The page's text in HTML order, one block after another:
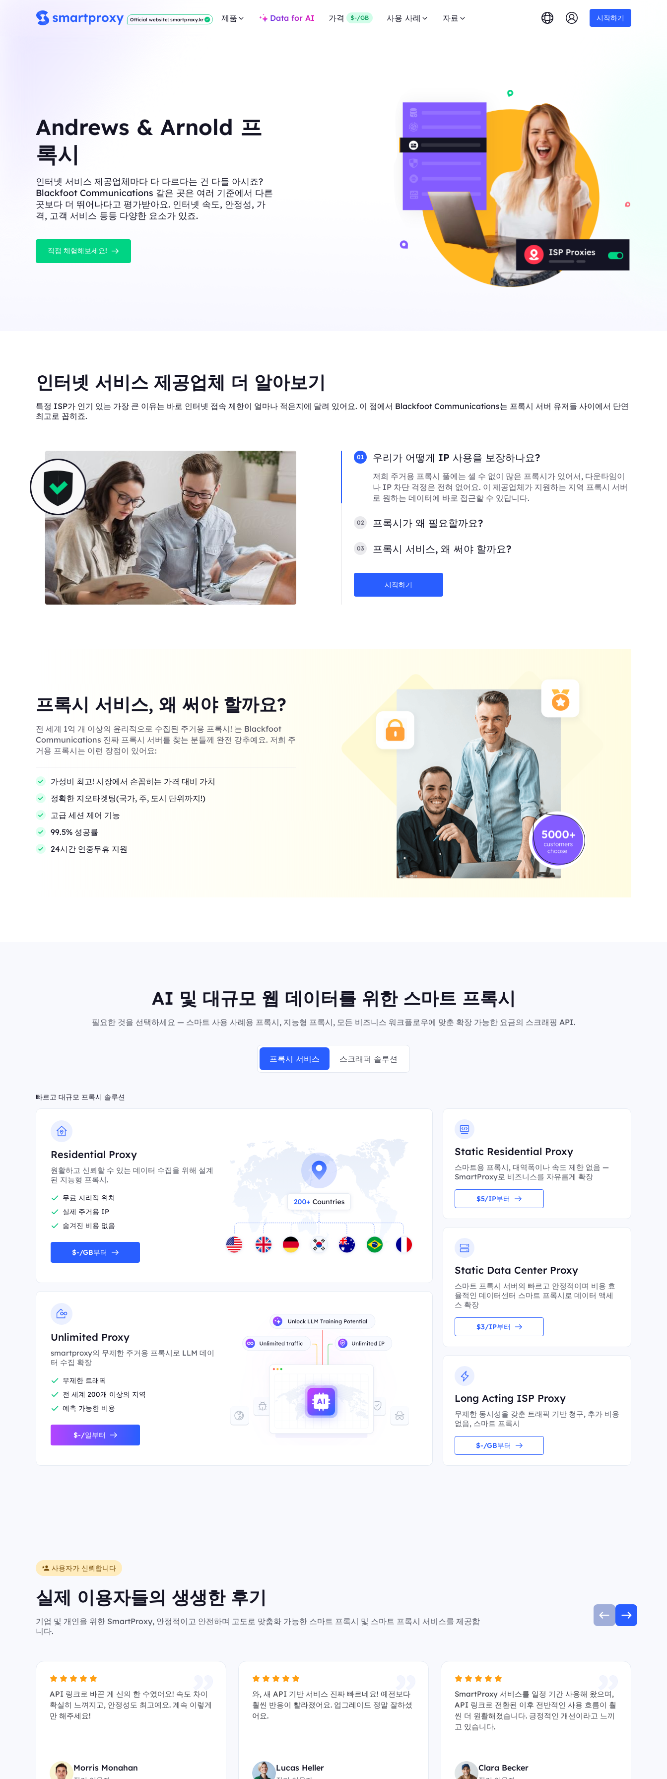
Official website: smartproxy.kr 제품 Data for AI 가격 $-/GB 사용 사례 자료 시작하기
Andrews & Arnold 프
록시
인터넷 서비스 제공업체마다 다 다르다는 건 다들 아시죠?
Blackfoot Communications 같은 곳은 여러 기준에서 다른
곳보다 더 뛰어나다고 평가받아요. 인터넷 속도, 안정성, 가
격, 고객 서비스 등등 다양한 요소가 있죠.
직접 체험해보세요!
인터넷 서비스 제공업체 더 알아보기
특정 ISP가 인기 있는 가장 큰 이유는 바로 인터넷 접속 제한이 얼마나 적은지에 달려 있어요. 이 점에서 Blackfoot Communications는 프록시 서버 유저들 사이에서 단연
최고로 꼽히죠.
01 우리가 어떻게 IP 사용을 보장하나요?
저희 주거용 프록시 풀에는 셀 수 없이 많은 프록시가 있어서, 다운타임이
나 IP 차단 걱정은 전혀 없어요. 이 제공업체가 지원하는 지역 프록시 서버
로 원하는 데이터에 바로 접근할 수 있답니다.
02 프록시가 왜 필요할까요?
03 프록시 서비스, 왜 써야 할까요?
시작하기
프록시 서비스, 왜 써야 할까요?
전 세계 1억 개 이상의 윤리적으로 수집된 주거용 프록시! 는 Blackfoot
Communications 진짜 프록시 서버를 찾는 분들께 완전 강추예요. 저희 주
거용 프록시는 이런 장점이 있어요:
가성비 최고! 시장에서 손꼽히는 가격 대비 가치
정확한 지오타겟팅(국가, 주, 도시 단위까지!)
고급 세션 제어 기능
99.5% 성공률
24시간 연중무휴 지원
AI 및 대규모 웹 데이터를 위한 스마트 프록시
필요한 것을 선택하세요 — 스마트 사용 사례용 프록시, 지능형 프록시, 모든 비즈니스 워크플로우에 맞춘 확장 가능한 요금의 스크래핑 API.
프록시 서비스 스크래퍼 솔루션
빠르고 대규모 프록시 솔루션
Residential Proxy
원활하고 신뢰할 수 있는 데이터 수집을 위해 설계
된 지능형 프록시.
무료 지리적 위치
실제 주거용 IP
숨겨진 비용 없음
$-/GB부터
Unlimited Proxy
smartproxy의 무제한 주거용 프록시로 LLM 데이
터 수집 확장
무제한 트래픽
전 세계 200개 이상의 지역
예측 가능한 비용
$-/일부터
Static Residential Proxy
스마트용 프록시, 대역폭이나 속도 제한 없음 —
SmartProxy로 비즈니스를 자유롭게 확장
$5/IP부터
Static Data Center Proxy
스마트 프록시 서버의 빠르고 안정적이며 비용 효
율적인 데이터센터 스마트 프록시로 데이터 액세
스 확장
$3/IP부터
Long Acting ISP Proxy
무제한 동시성을 갖춘 트래픽 기반 청구, 추가 비용
없음, 스마트 프록시
$-/GB부터
사용자가 신뢰합니다
실제 이용자들의 생생한 후기
기업 및 개인을 위한 SmartProxy, 안정적이고 안전하며 고도로 맞춤화 가능한 스마트 프록시 및 스마트 프록시 서비스를 제공합
니다.
API 링크로 바꾼 게 신의 한 수였어요! 속도 차이
확실히 느껴지고, 안정성도 최고예요. 계속 이렇게
만 해주세요!
Morris Monahan
와, 새 API 기반 서비스 진짜 빠르네요! 예전보다
훨씬 반응이 빨라졌어요. 업그레이드 정말 잘하셨
어요.
Lucas Heller
SmartProxy 서비스를 일정 기간 사용해 왔으며,
API 링크로 전환된 이후 전반적인 사용 흐름이 훨
씬 더 원활해졌습니다. 긍정적인 개선이라고 느끼
고 있습니다.
Clara Becker